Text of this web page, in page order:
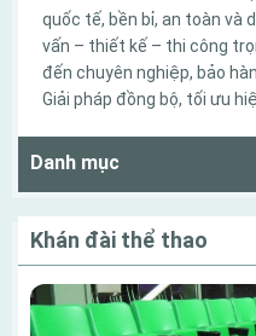
quốc tế, bền bỉ, an toàn và
vấn – thiết kế – thi công
đến chuyên nghiệp, bảo
Giải pháp đồng bộ, tối ưu
Danh mục
Khán đài thể thao